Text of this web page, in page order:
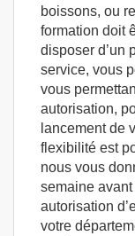
boissons, ou
formation doit
disposer d’un
service, vous
vous
autorisation,
lancement de
flexibilité est
nous vous
semaine
autorisation
votre